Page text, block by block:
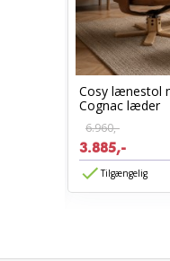
Cosy lænestol
Cognac læder
6.960,-
3.885,-
Tilgængelig